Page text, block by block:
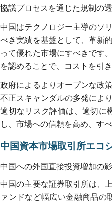
協議プロセスを通じた規制の
中国はテクノロジー主導のソ
べき実績を基盤として、革新
って優れた市場にすべきです
を認めることで、コストを引
政府によるよりオープンな政
不正スキャンダルの多発によ
適切なリスク評価は、適切に
し、市場への信頼を高め、す
中国資本市場取引所エコ
中国への外国直接投資増加の
中国の主要な証券取引所は、
ァンドなど幅広い金融商品の